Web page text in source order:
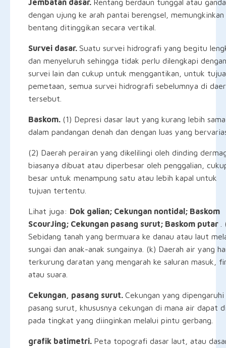
Jembatan dasar. Rentang berdaun tunggal atau
dengan ujung ke arah pantai berengsel, memungkinkan
bentang ditinggikan secara vertikal.
Survei dasar. Suatu survei hidrografi yang begitu
dan menyeluruh sehingga tidak perlu dilengkapi dengan
survei lain dan cukup untuk menggantikan, untuk
pemetaan, semua survei hidrografi sebelumnya di
tersebut.
Baskom. (1) Depresi dasar laut yang kurang lebih sama
dalam pandangan denah dan dengan luas yang
(2) Daerah perairan yang dikelilingi oleh dinding
biasanya dibuat atau diperbesar oleh penggalian,
besar untuk menampung satu atau lebih kapal untuk
tujuan tertentu.
Lihat juga: Dok galian; Cekungan nontidal; Baskom
ScourJing; Cekungan pasang surut; Baskom putar
Sebidang tanah yang bermuara ke danau atau laut
sungai dan anak-anak sungainya. (k) Daerah air yang
terkurung daratan yang mengarah ke saluran masuk,
atau suara.
Cekungan, pasang surut. Cekungan yang dipengaruhi
pasang surut, khususnya cekungan di mana air dapat
pada tingkat yang diinginkan melalui pintu gerbang.
grafik batimetri. Peta topografi dasar laut, atau